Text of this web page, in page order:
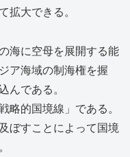
拡大できる。
海に空母を展開する能
ア海域の制海権を握
んである。
略的国境線」である。
ぼすことによって国境